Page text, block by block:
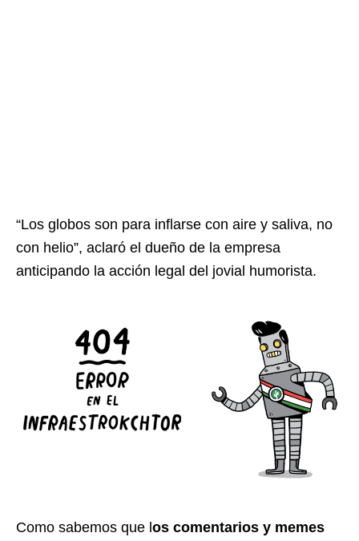
“Los globos son para inflarse con aire y saliva, no
con helio”, aclaró el dueño de la empresa
anticipando la acción legal del jovial humorista.
Como sabemos que los comentarios y memes